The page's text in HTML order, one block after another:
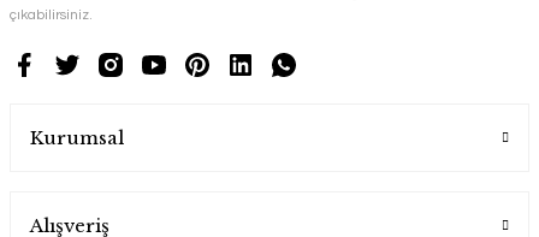
çıkabilirsiniz.
Kurumsal
Alışveriş